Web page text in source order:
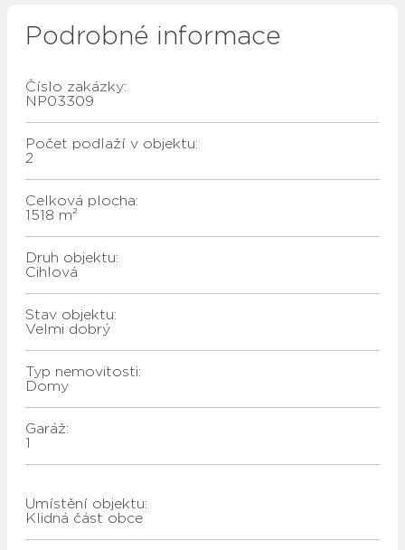
Podrobné informace
Číslo zakázky:
NP03309
Počet podlaží v objektu:
2
Celková plocha:
1518 m²
Druh objektu:
Cihlová
Stav objektu:
Velmi dobrý
Typ nemovitosti:
Domy
Garáž:
1
Umístění objektu:
Klidná část obce